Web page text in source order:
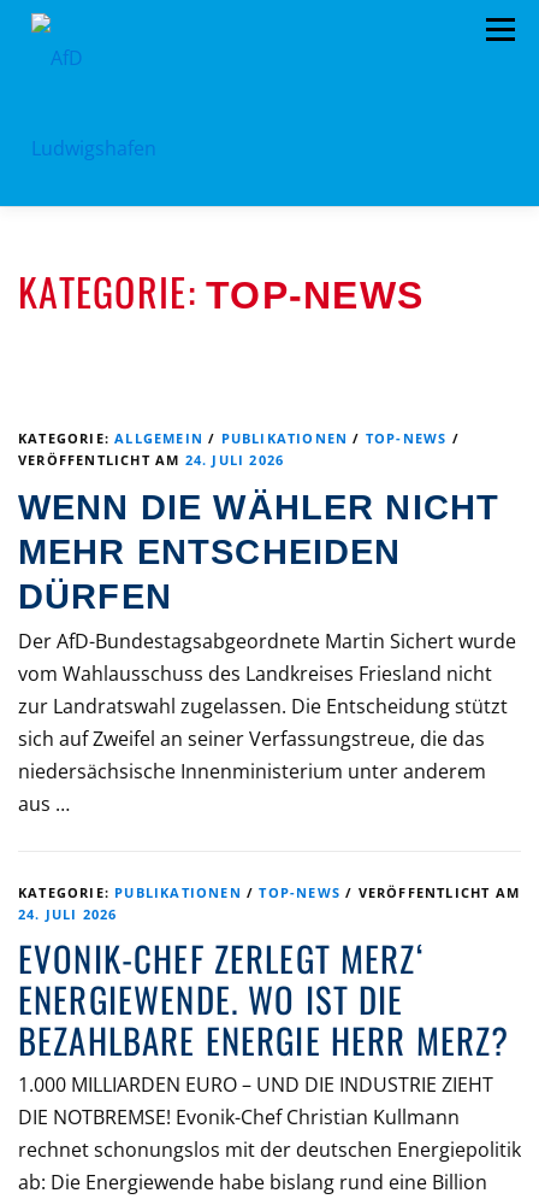
Zum
Menü
PROGRAMM KONTAKT SPENDEN
KATEGORIE:TOP-NEWS
KATEGORIE:ALLGEMEIN / PUBLIKATIONEN / TOP-NEWS /
VERÖFFENTLICHT AM 24. JULI 2026
WENN DIE WÄHLER NICHT
MEHR ENTSCHEIDEN
DÜRFEN
Der AfD-Bundestagsabgeordnete Martin Sichert wurde
vom Wahlausschuss des Landkreises Friesland nicht
zur Landratswahl zugelassen. Die Entscheidung stützt
sich auf Zweifel an seiner Verfassungstreue, die das
niedersächsische Innenministerium unter anderem
aus …
KATEGORIE: PUBLIKATIONEN /TOP-NEWS / VERÖFFENTLICHT AM
24. JULI 2026
EVONIK-CHEF ZERLEGT MERZ‘
ENERGIEWENDE. WO IST DIE
BEZAHLBARE ENERGIE HERR MERZ?
1.000 MILLIARDEN EURO – UND DIE INDUSTRIE ZIEHT
DIE NOTBREMSE! Evonik-Chef Christian Kullmann
rechnet schonungslos mit der deutschen Energiepolitik
ab: Die Energiewende habe bislang rund eine Billion